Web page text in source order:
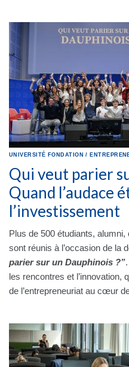
UNIVERSITÉ FONDATION /
Qui veut parier
Quand l’audace
l’investissement
Plus de 500 étudiants,
sont réunis à l’occasion de la
parier sur un Dauphinois ?”
les rencontres et l’innovation,
de l’entrepreneuriat au cœur